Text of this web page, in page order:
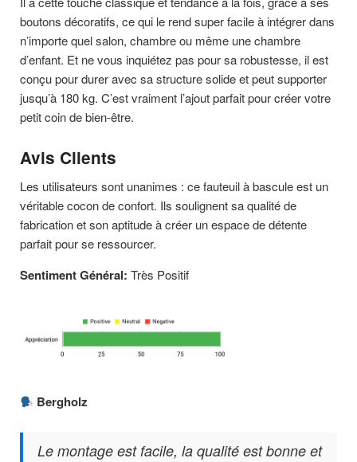
boutons décoratifs, ce qui le rend super facile à intégrer dans
n’importe quel salon, chambre ou même une chambre
d’enfant. Et ne vous inquiétez pas pour sa robustesse, il est
conçu pour durer avec sa structure solide et peut supporter
jusqu’à 180 kg. C’est vraiment l’ajout parfait pour créer votre
petit coin de bien-être.
Avis Clients
Les utilisateurs sont unanimes : ce fauteuil à bascule est un
véritable cocon de confort. Ils soulignent sa qualité de
fabrication et son aptitude à créer un espace de détente
parfait pour se ressourcer.
Sentiment Général: Très Positif
Bergholz
Le montage est facile, la qualité est bonne et